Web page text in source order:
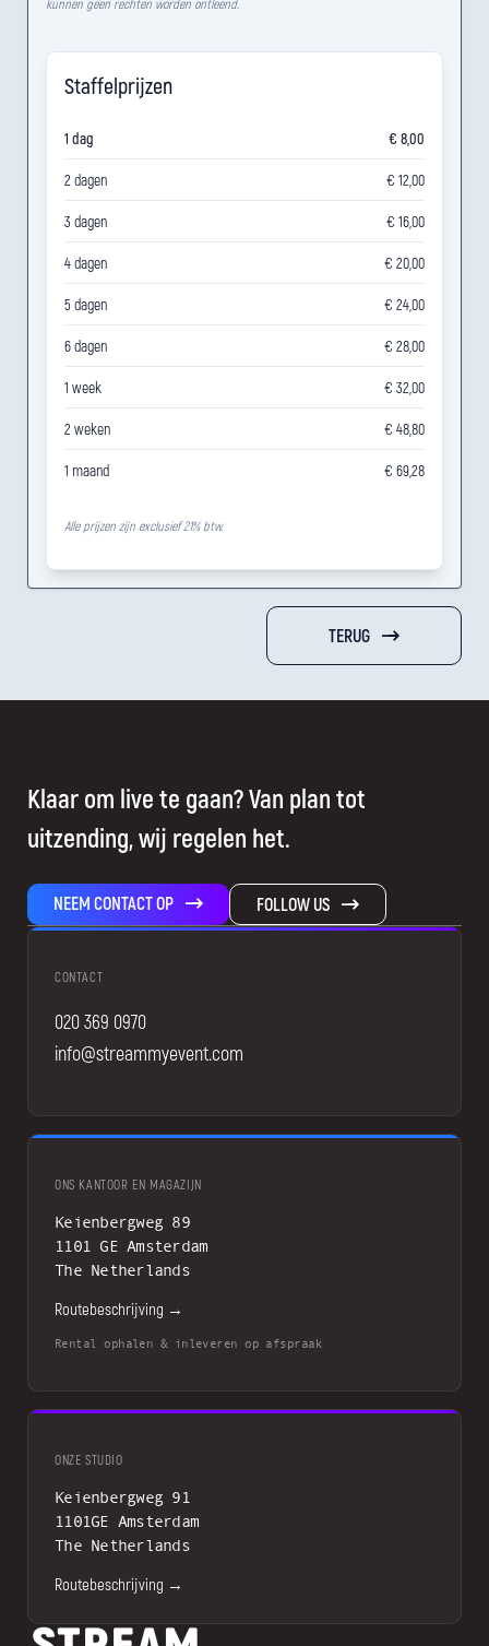
kunnen geen rechten worden ontleend.
Staffelprijzen
1 dag € 8,00
2 dagen € 12,00
3 dagen € 16,00
4 dagen € 20,00
5 dagen € 24,00
6 dagen € 28,00
1 week € 32,00
2 weken € 48,80
1 maand € 69,28
Alle prijzen zijn exclusief 21% btw.
TERUG
Klaar om live te gaan? Van plan tot
uitzending, wij regelen het.
NEEM CONTACT OP FOLLOW US
CONTACT
020 369 0970
info@streammyevent.com
ONS KANTOOR EN MAGAZIJN
Keienbergweg 89
1101 GE Amsterdam
The Netherlands
Routebeschrijving →
Rental ophalen & inleveren op afspraak
ONZE STUDIO
Keienbergweg 91
1101GE Amsterdam
The Netherlands
Routebeschrijving →